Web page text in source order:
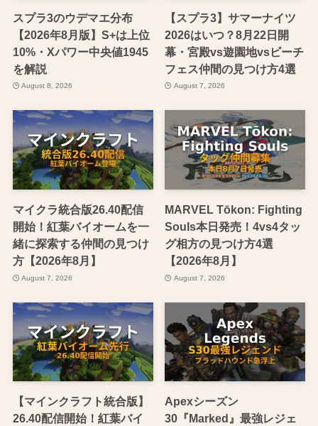
スプラ3のウデマエ分布
【2026年8月版】S+は上位
10%・Xパワー中央値1945
を解説
August 8, 2026
【スプラ3】サマーナイツ
2026はいつ？8月22日開
幕・宮殿vs遊園地vsビーチ
フェス仲間の見つけ方4選
August 7, 2026
マイクラ統合版26.40配信
開始！紅葉バイオームを一
緒に探索する仲間の見つけ
方【2026年8月】
August 7, 2026
MARVEL Tōkon: Fighting
Souls本日発売！4vs4タッ
グ相方の見つけ方4選
【2026年8月】
August 7, 2026
【マインクラフト統合版】
26.40配信開始！紅葉バイ
Apexシーズン
30『Marked』最強レジェ